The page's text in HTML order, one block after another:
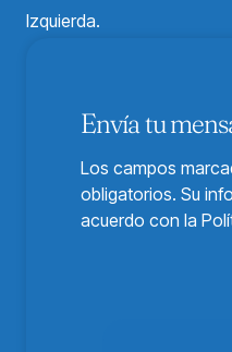
Izquierda.
Envía tu
Los campos
obligatorios. Su
acuerdo con la